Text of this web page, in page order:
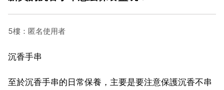
5樓：匿名使用者
沉香手串
至於沉香手串的日常保養，主要是要注意保護沉香不串